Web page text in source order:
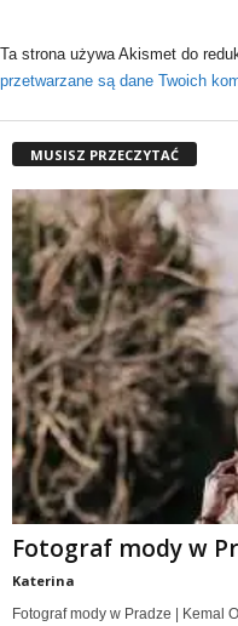
Ta strona używa Akismet do
przetwarzane są dane Twoich
MUSISZ PRZECZYTAĆ
Fotograf mody w
Katerina
Fotograf mody w Pradze | Kemal